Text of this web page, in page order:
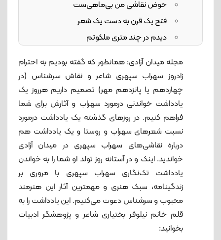
حوض نقاشی من بی‌ماهی‌ست
فتح یک قرن به دست یک شعر
دیدم در چند متری ملکوتم
مجله میدان آزادی: همانطور که گفته بودیم به احترام
زادروز سهراب سپهری شاعر و نقاش سرشناس (در
چهاردهم یا پانزدهم مهر) تصمیم داریم هرروز یک
یادداشت خواندنی درمورد سهراب و آثارش برای شما
فراهم کنیم. در روزهای گذشته یک یادداشت درمورد
نسبت شعرهای سهراب و روستا و یک یادداشت هم
درباره نقاشی‌های سهراب سپهری در میدان آزادی
خواندید. اینک و در آستانه روز تولد او شما را به خواندن
یادداشت تک‌نگاری سهراب سپهری با مروری بر
زندگینامه، سبک هنری و مهمترین آثار این هنرمند
محبوب و سرشناس دعوت می‌کنیم. این یادداشت را به
قلم خانم نیلوفر بختیاری شاعر و پژوهشگر ادبیات
بخوانید: